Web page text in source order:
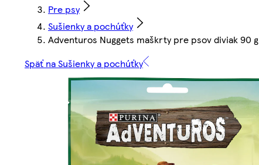
Pre psy
Sušienky a pochúťky
Adventuros Nuggets maškrty pre psov diviak 90 g
Späť na Sušienky a pochúťky